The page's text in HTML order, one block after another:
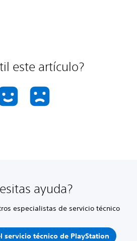
este artículo?
ayuda?
especialistas de servicio técnico
servicio técnico de PlayStation